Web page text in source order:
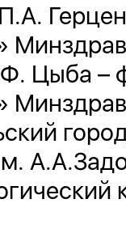
Цыба –